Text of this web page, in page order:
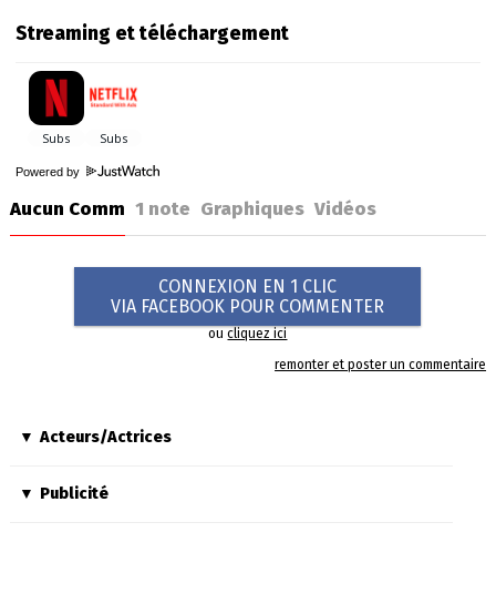
Streaming et téléchargement
Powered by
Aucun Comm 1 note Graphiques Vidéos
CONNEXION EN 1 CLIC
VIA FACEBOOK POUR COMMENTER
oucliquez ici
remonter et poster un commentaire
Acteurs/Actrices
Publicité